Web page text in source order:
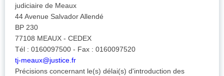
judiciaire de Meaux
44 Avenue Salvador Allendé
BP 230
77108 MEAUX - CEDEX
Tél : 0160097500 - Fax : 0160097520
tj-meaux@justice.fr
Précisions concernant le(s) délai(s) d'introduction des